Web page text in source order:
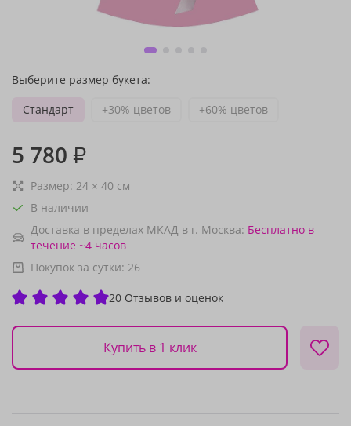
Выберите размер букета:
Стандарт
+30% цветов +60% цветов
5 780 ₽
Размер: 24 × 40 см
В наличии
Доставка в пределах МКАД в г. Москва: Бесплатно в
течение ~4 часов
Покупок за сутки: 26
20 Отзывов и оценок
Купить в 1 клик